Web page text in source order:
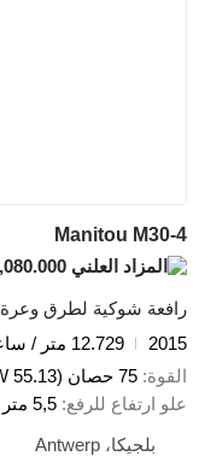
Manitou M30-4
رافعة شوكية لطرق وعرة
2015
12.729 متر / ساعة
القوة 75 حصان (55.13 kW)
علو ارتفاع للرفع 5,5 متر
بلجيكا، Antwerp